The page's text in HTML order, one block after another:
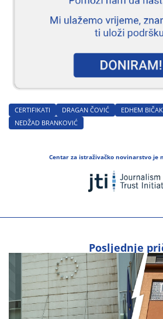
CERTIFIKATI DRAGAN ČOVIĆ EDHEM
NEDŽAD BRANKOVIĆ
Centar za istraživačko novinarstvo je
Posljednje